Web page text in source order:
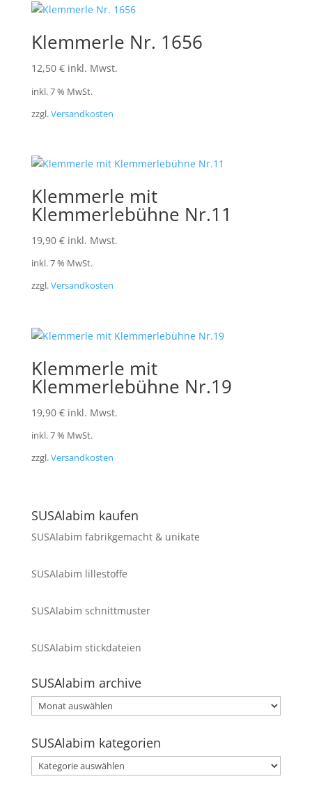
Klemmerle Nr. 1656
12,50 € inkl. Mwst.
inkl. 7 % MwSt.
zzgl.Versandkosten
Klemmerle mit
Klemmerlebühne Nr.11
19,90 € inkl. Mwst.
inkl. 7 % MwSt.
zzgl.Versandkosten
Klemmerle mit
Klemmerlebühne Nr.19
19,90 € inkl. Mwst.
inkl. 7 % MwSt.
zzgl.Versandkosten
SUSAlabim kaufen
SUSAlabim fabrikgemacht & unikate
SUSAlabim lillestoffe
SUSAlabim schnittmuster
SUSAlabim stickdateien
SUSAlabim archive
SUSAlabim
archive
SUSAlabim kategorien
SUSAlabim
kategorien